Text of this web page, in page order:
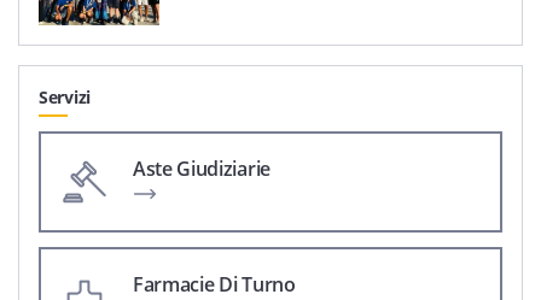
Servizi
Aste Giudiziarie
Farmacie Di Turno